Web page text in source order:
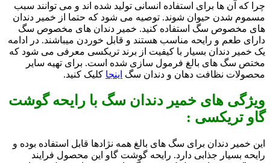
چرا که آن ها برای استفاده انسانی تولید شده اند و می توانند سبب
مسموم شدن حیوان شوند. توصیه می شود که حتما از خمیر دندان
های مخصوص سگ استفاده کنید. خمیر دندان های مخصوص سگ
دارای طعم و رایحه مناسب هستند و قابل خوردن میباشند. در ادامه
یک خمیر دندان بسیار با کیفیت از برند تریکسی معرفی می شود که
مختص سگ های بالغ فرمول سازی شده است. برای تهیه سایر
محصولات نظافت دهان و دندان سگ اینجا کلیک کنید.
ویژگی های خمیر دندان سگ با رایحه گوشت
گاو تریکسی :
این خمیر دندان برای سگ های بالغ همه نژادها قابل استفاده بوده و
رایحه بسیار جذابی دارد. رایحه گوشت گاو این محصول فرایند